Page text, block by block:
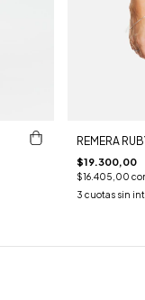
REMERA
$19.300,00
$16.405,00
3 cuotas sin